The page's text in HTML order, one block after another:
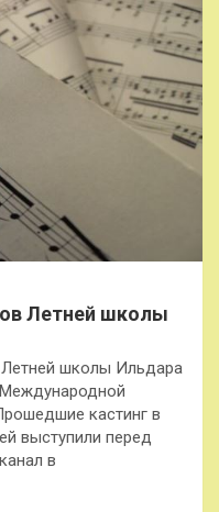
Летней школы
Летней школы Ильдара
кастинг в
выступили перед
в